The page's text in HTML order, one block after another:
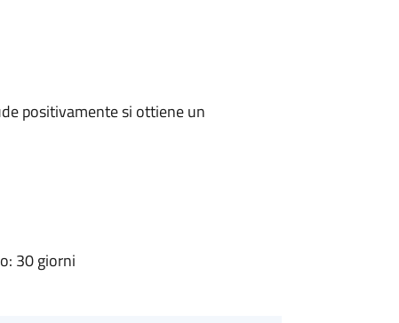
positivamente si ottiene un
30 giorni